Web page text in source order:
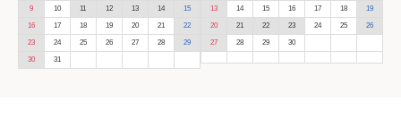
9 10 11 12 13 14 15
16 17 18 19 20 21 22
23 24 25 26 27 28 29
30 31
13 14 15 16 17 18 19
20 21 22 23 24 25 26
27 28 29 30